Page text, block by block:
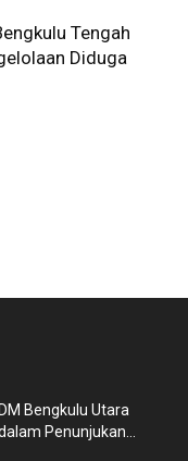
Tengah
Diduga
Bengkulu Utara
Penunjukan...